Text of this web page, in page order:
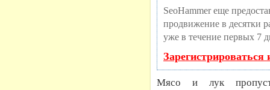
SeoHammer еще
продвижение в десятки
уже в течение первых 7
Мясо и лук